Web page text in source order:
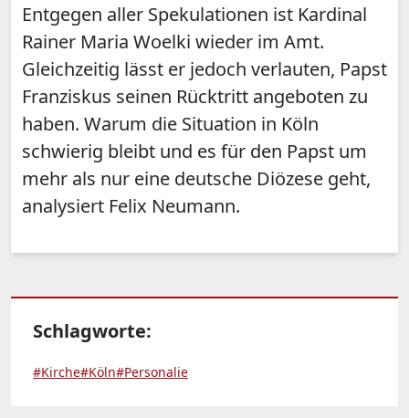
Entgegen aller Spekulationen ist Kardinal
Rainer Maria Woelki wieder im Amt.
Gleichzeitig lässt er jedoch verlauten, Papst
Franziskus seinen Rücktritt angeboten zu
haben. Warum die Situation in Köln
schwierig bleibt und es für den Papst um
mehr als nur eine deutsche Diözese geht,
analysiert Felix Neumann.
Schlagworte:
#Kirche#Köln#Personalie